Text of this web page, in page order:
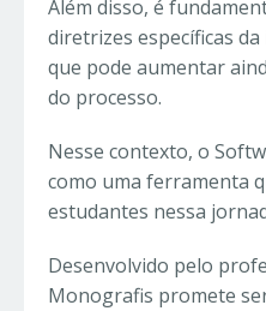
Além disso, é
diretrizes específicas
que pode aumentar
do processo.
Nesse contexto, o
como uma ferramenta
estudantes nessa
Desenvolvido pelo
Monografis promete